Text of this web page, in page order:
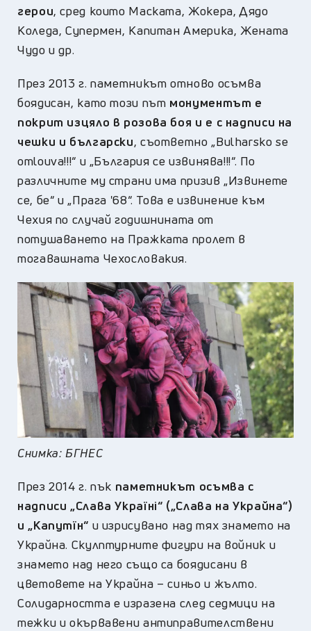
герои, сред които Маската, Жокера, Дядо
Коледа, Супермен, Капитан Америка, Жената
Чудо и др.
През 2013 г. паметникът отново осъмва
боядисан, като този път монументът е
покрит изцяло в розова боя и е с надписи на
чешки и български, съответно „Bulharsko se
omlouva!!!“ и „България се извинява!!!“. По
различните му страни има призив „Извинете
се, бе“ и „Прага '68“. Това е извинение към
Чехия по случай годишнината от
потушаването на Пражката пролет в
тогавашната Чехословакия.
Снимка: БГНЕС
През 2014 г. пък паметникът осъмва с
надписи „Слава Українi“ („Слава на Украйна“)
и „Капутїн“ и изрисувано над тях знамето на
Украйна. Скулптурните фигури на войник и
знамето над него също са боядисани в
цветовете на Украйна – синьо и жълто.
Солидарността е изразена след седмици на
тежки и окървавени антиправителствени